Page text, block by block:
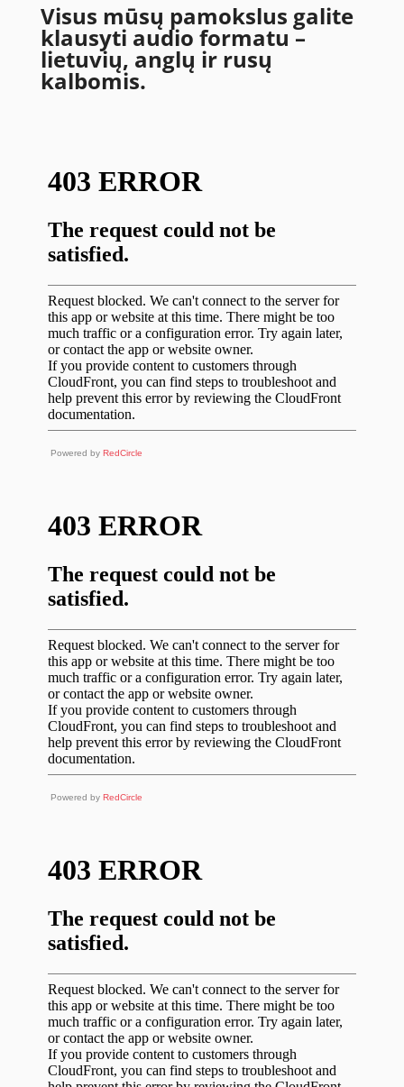
Visus mūsų pamokslus galite
klausyti audio formatu –
lietuvių, anglų ir rusų
kalbomis.
Powered by RedCircle
Powered by RedCircle